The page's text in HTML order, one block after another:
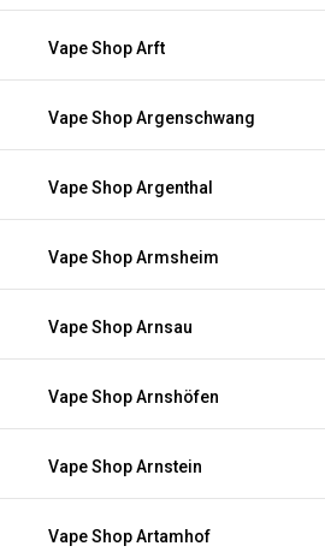
Vape Shop Arft
Vape Shop Argenschwang
Vape Shop Argenthal
Vape Shop Armsheim
Vape Shop Arnsau
Vape Shop Arnshöfen
Vape Shop Arnstein
Vape Shop Artamhof